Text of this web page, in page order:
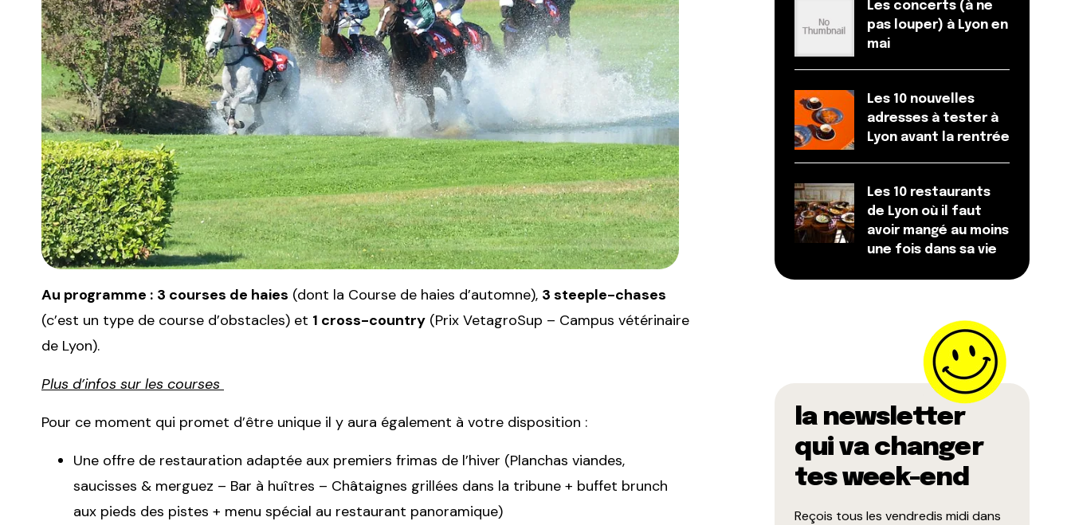
Au programme : 3 courses de haies (dont la Course de haies d’automne), 3 steeple-chases
(c’est un type de course d’obstacles) et 1 cross-country (Prix VetagroSup – Campus vétérinaire
de Lyon).
Plus d’infos sur les courses
Pour ce moment qui promet d’être unique il y aura également à votre disposition :
Une offre de restauration adaptée aux premiers frimas de l’hiver (Planchas viandes,
saucisses & merguez – Bar à huîtres – Châtaignes grillées dans la tribune + buffet brunch
aux pieds des pistes + menu spécial au restaurant panoramique)
Les concerts (à ne
pas louper) à Lyon en
mai
Les 10 nouvelles
adresses à tester à
Lyon avant la rentrée
Les 10 restaurants
de Lyon où il faut
avoir mangé au moins
une fois dans sa vie
la newsletter
qui va changer
tes week-end
Reçois tous les vendredis midi dans